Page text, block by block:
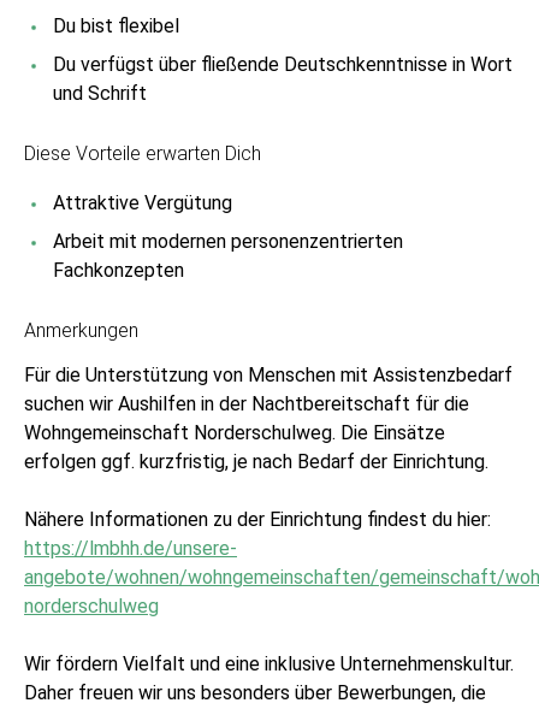
Du bist flexibel
Du verfügst über fließende Deutschkenntnisse in Wort
und Schrift
Diese Vorteile erwarten Dich
Attraktive Vergütung
Arbeit mit modernen personenzentrierten
Fachkonzepten
Anmerkungen
Für die Unterstützung von Menschen mit Assistenzbedarf
suchen wir Aushilfen in der Nachtbereitschaft für die
Wohngemeinschaft Norderschulweg. Die Einsätze
erfolgen ggf. kurzfristig, je nach Bedarf der Einrichtung.
Nähere Informationen zu der Einrichtung findest du hier:
https://lmbhh.de/unsere-
angebote/wohnen/wohngemeinschaften/gemeinschaft/
norderschulweg
Wir fördern Vielfalt und eine inklusive Unternehmenskultur.
Daher freuen wir uns besonders über Bewerbungen, die